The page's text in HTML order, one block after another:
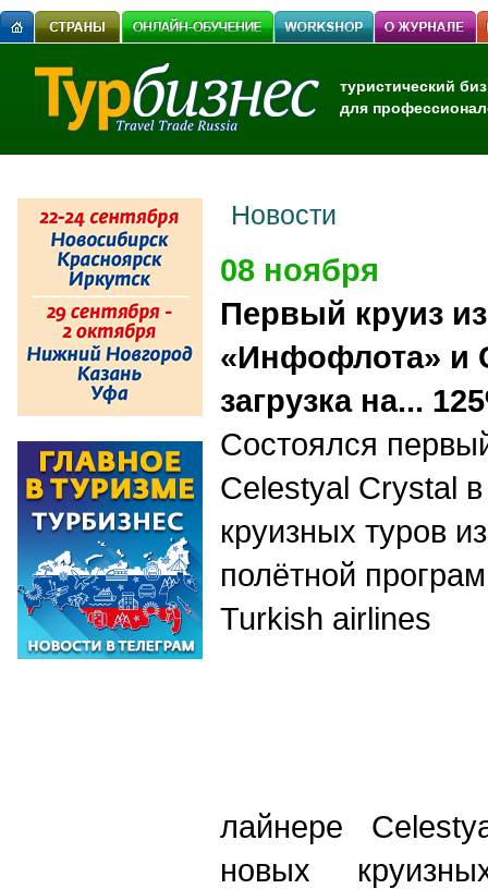
туристический
для
Новости
08 ноября
Первый круиз
«Инфофлота» и
загрузка на...
Состоялся
Celestyal Crystal
круизных туров
полётной
Turkish airlines
лайнере
новых